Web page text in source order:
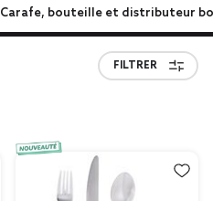
Carafe, bouteille et distributeur
FILTRER